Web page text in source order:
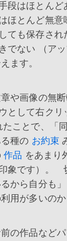
段はほとん
ほとんど無意
ても保存され
でない （ア
ます。
や画像の無
として右クリ
たことで、「
種の お約束
作品 をあまり
象です）。
から自分も
用が多いの
の作品など